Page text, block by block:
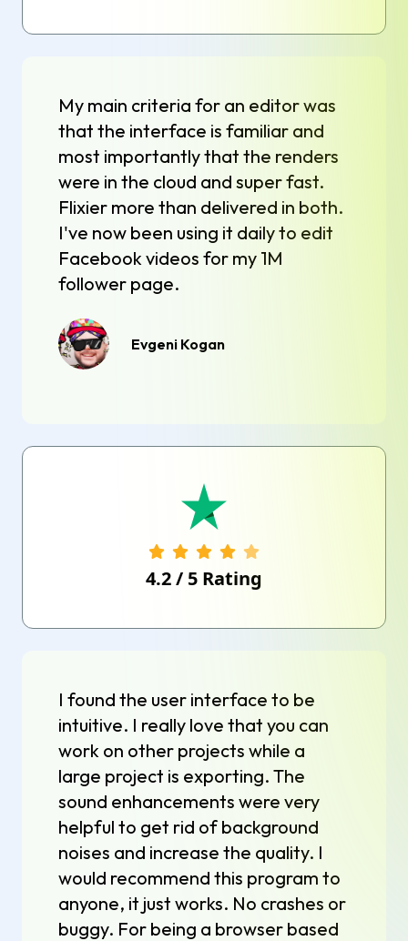
My main criteria for an editor was
that the interface is familiar and
most importantly that the renders
were in the cloud and super fast.
Flixier more than delivered in both.
I've now been using it daily to edit
Facebook videos for my 1M
follower page.
Evgeni Kogan
4.2/ 5 Rating
I found the user interface to be
intuitive. I really love that you can
work on other projects while a
large project is exporting. The
sound enhancements were very
helpful to get rid of background
noises and increase the quality. I
would recommend this program to
anyone, it just works. No crashes or
buggy. For being a browser based